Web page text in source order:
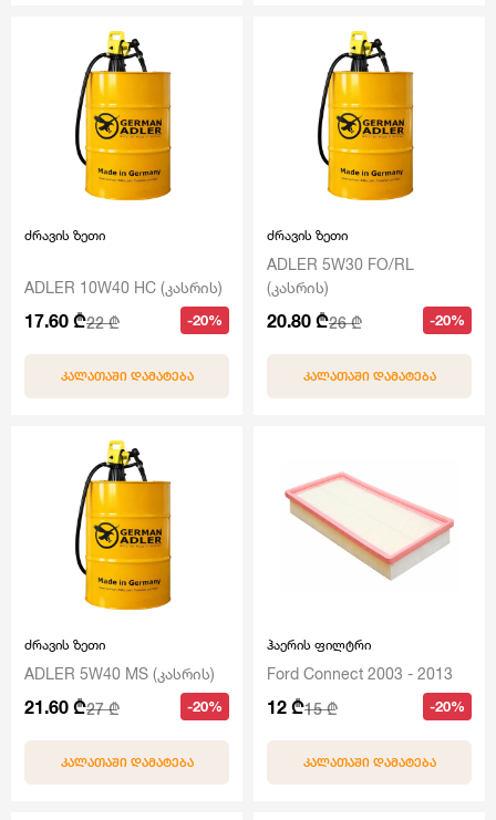
ძრავის ზეთი
ADLER 10W40 HC (კასრის)
17.60 ₾22 ₾ -20%
ᲙᲐᲚᲐᲗᲐᲨᲘ ᲓᲐᲛᲐᲢᲔᲑᲐ
ძრავის ზეთი
ADLER 5W30 FO/RL
(კასრის)
20.80 ₾26 ₾ -20%
ᲙᲐᲚᲐᲗᲐᲨᲘ ᲓᲐᲛᲐᲢᲔᲑᲐ
ძრავის ზეთი
ADLER 5W40 MS (კასრის)
21.60 ₾27 ₾ -20%
ᲙᲐᲚᲐᲗᲐᲨᲘ ᲓᲐᲛᲐᲢᲔᲑᲐ
ჰაერის ფილტრი
Ford Connect 2003 - 2013
12 ₾15 ₾ -20%
ᲙᲐᲚᲐᲗᲐᲨᲘ ᲓᲐᲛᲐᲢᲔᲑᲐ